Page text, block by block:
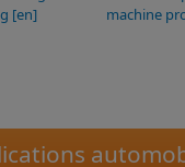
[en]
machine